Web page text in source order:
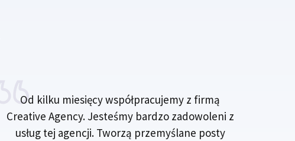
Od kilku miesięcy współpracujemy z firmą
Creative Agency. Jesteśmy bardzo zadowoleni z
usług tej agencji. Tworzą przemyślane posty